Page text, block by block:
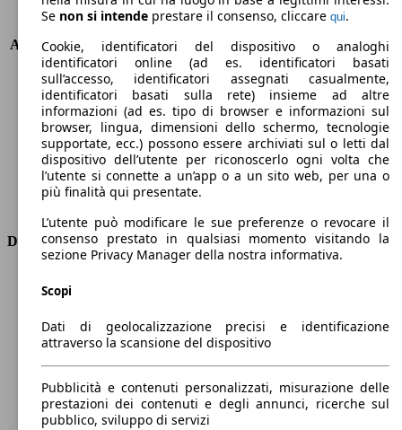
KW (PS)
206 kW (280 PS)
Accelerazione (0-100 km/h)
5.2s
Velocità massima (km/h)
240 km/h
Numero di marce
8
Coppia
400 nm
Cilindrata
1995 ccm
Carburante
Benzina
Cilindri
Trasmissione
Automatico
Tipo di trazione
Dimensioni
Larghezza
1860 mm
Passo
2820 mm
Porte
4
Sedili
5
Se non si intende prestare il consenso, cliccare qui.
Cookie, identificatori del dispositivo o analoghi
identificatori online (ad es. identificatori basati
sull’accesso, identificatori assegnati casualmente,
identificatori basati sulla rete) insieme ad altre
informazioni (ad es. tipo di browser e informazioni sul
browser, lingua, dimensioni dello schermo, tecnologie
supportate, ecc.) possono essere archiviati sul o letti dal
dispositivo dell’utente per riconoscerlo ogni volta che
l’utente si connette a un’app o a un sito web, per una o
più finalità qui presentate.
L’utente può modificare le sue preferenze o revocare il
consenso prestato in qualsiasi momento visitando la
sezione Privacy Manager della nostra informativa.
Scopi
Dati di geolocalizzazione precisi e identificazione
attraverso la scansione del dispositivo
Pubblicità e contenuti personalizzati, misurazione delle
prestazioni dei contenuti e degli annunci, ricerche sul
pubblico, sviluppo di servizi